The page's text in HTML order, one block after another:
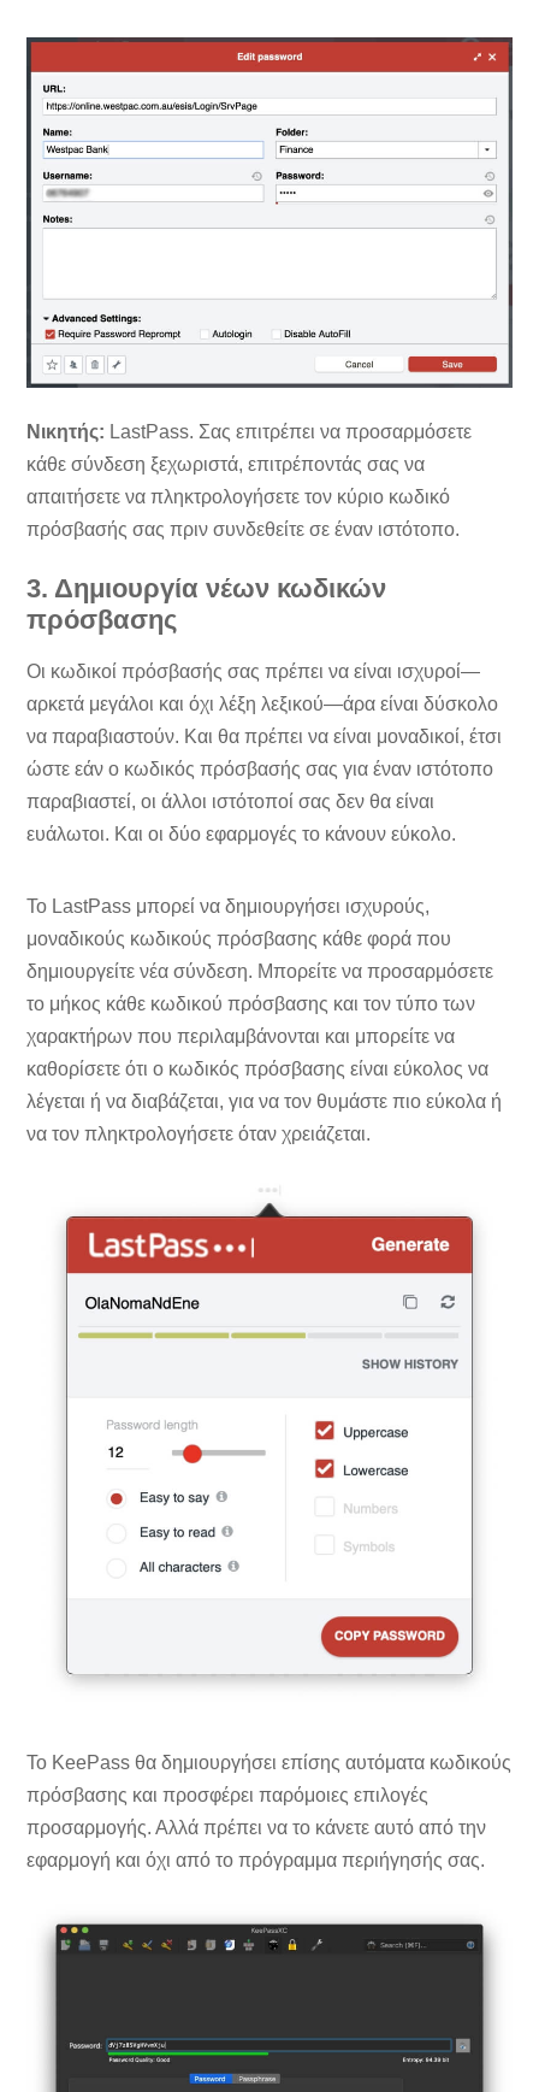
Νικητής: LastPass. Σας επιτρέπει να προσαρμόσετε
κάθε σύνδεση ξεχωριστά, επιτρέποντάς σας να
απαιτήσετε να πληκτρολογήσετε τον κύριο κωδικό
πρόσβασής σας πριν συνδεθείτε σε έναν ιστότοπο.
3. Δημιουργία νέων κωδικών
πρόσβασης
Οι κωδικοί πρόσβασής σας πρέπει να είναι ισχυροί—
αρκετά μεγάλοι και όχι λέξη λεξικού—άρα είναι δύσκολο
να παραβιαστούν. Και θα πρέπει να είναι μοναδικοί, έτσι
ώστε εάν ο κωδικός πρόσβασής σας για έναν ιστότοπο
παραβιαστεί, οι άλλοι ιστότοποί σας δεν θα είναι
ευάλωτοι. Και οι δύο εφαρμογές το κάνουν εύκολο.
Το LastPass μπορεί να δημιουργήσει ισχυρούς,
μοναδικούς κωδικούς πρόσβασης κάθε φορά που
δημιουργείτε νέα σύνδεση. Μπορείτε να προσαρμόσετε
το μήκος κάθε κωδικού πρόσβασης και τον τύπο των
χαρακτήρων που περιλαμβάνονται και μπορείτε να
καθορίσετε ότι ο κωδικός πρόσβασης είναι εύκολος να
λέγεται ή να διαβάζεται, για να τον θυμάστε πιο εύκολα ή
να τον πληκτρολογήσετε όταν χρειάζεται.
Το KeePass θα δημιουργήσει επίσης αυτόματα κωδικούς
πρόσβασης και προσφέρει παρόμοιες επιλογές
προσαρμογής. Αλλά πρέπει να το κάνετε αυτό από την
εφαρμογή και όχι από το πρόγραμμα περιήγησής σας.